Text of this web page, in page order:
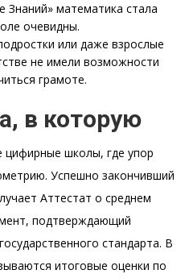
Знаний» математика стала
очевидны.
или даже взрослые
не имели возможности
грамоте.
в которую
цифирные школы, где упор
Успешно закончивший
Аттестат о среднем
подтверждающий
стандарта. В
итоговые оценки по